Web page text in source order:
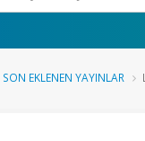
SON EKLENEN YAYINLAR